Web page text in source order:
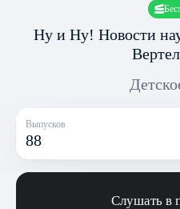
Ну и Ну! Новости
Выпусков
88
Слушать в